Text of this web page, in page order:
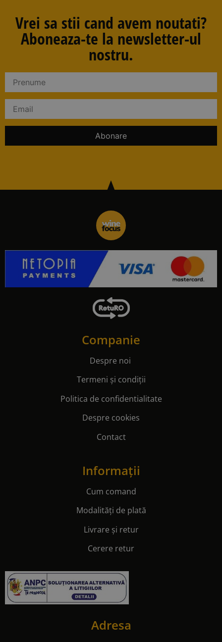
Companie
Despre noi
Termeni și condiții
Politica de confidentialitate
Informații
Cum comand
Livrare și retur
Linia de Centura no 2, Depozit C2,
077175, Stefanestii de Jos, Ilfov
contact@winefocus.ro